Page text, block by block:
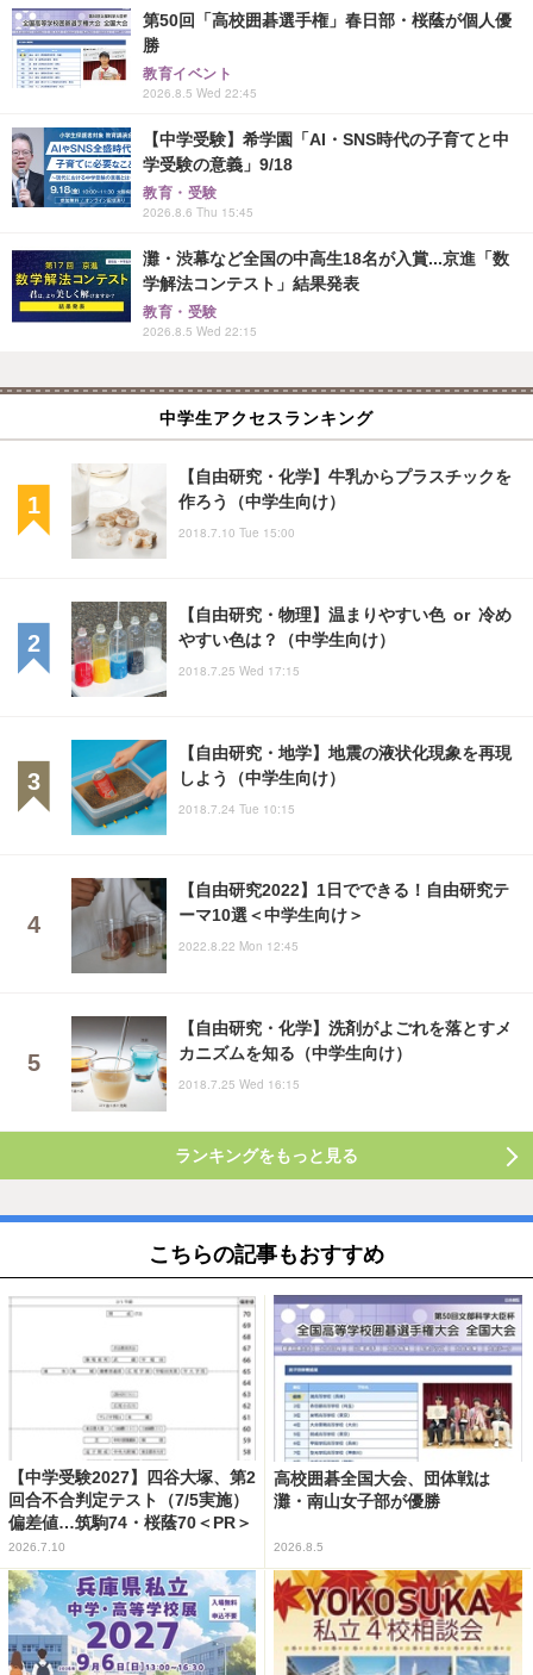
第50回「高校囲碁選手権」春日部・桜蔭が個人優
勝
教育イベント
2026.8.5 Wed 22:45
【中学受験】希学園「AI・SNS時代の子育てと中
学受験の意義」9/18
教育・受験
2026.8.6 Thu 15:45
灘・渋幕など全国の中高生18名が入賞...京進「数
学解法コンテスト」結果発表
教育・受験
2026.8.5 Wed 22:15
中学生アクセスランキング
【自由研究・化学】牛乳からプラスチックを
作ろう（中学生向け）
2018.7.10 Tue 15:00
【自由研究・物理】温まりやすい色 or 冷め
やすい色は？（中学生向け）
2018.7.25 Wed 17:15
【自由研究・地学】地震の液状化現象を再現
しよう（中学生向け）
2018.7.24 Tue 10:15
【自由研究2022】1日でできる！自由研究テ
ーマ10選＜中学生向け＞
2022.8.22 Mon 12:45
【自由研究・化学】洗剤がよごれを落とすメ
カニズムを知る（中学生向け）
2018.7.25 Wed 16:15
ランキングをもっと見る
こちらの記事もおすすめ
【中学受験2027】四谷大塚、第2
回合不合判定テスト（7/5実施）
偏差値…筑駒74・桜蔭70＜PR＞
2026.7.10
高校囲碁全国大会、団体戦は
灘・南山女子部が優勝
2026.8.5